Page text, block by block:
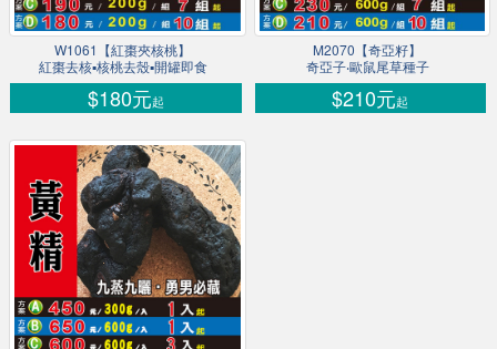
W1061【紅棗夾核桃】
紅棗去核▪核桃去殼▪開罐即食
$180元起
M2070【奇亞籽】
奇亞子‧歐鼠尾草種子
$210元起